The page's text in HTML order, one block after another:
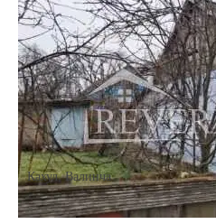
Кахул,Валинча
1комната